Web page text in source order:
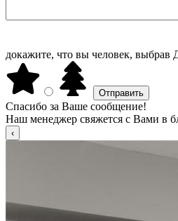
докажите, что вы человек, выбрав
Спасибо за Ваше сообщение!
Наш менеджер свяжется с Вами в